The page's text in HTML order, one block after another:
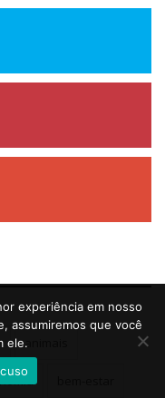
animais
experiência em nosso
assumiremos que você
ele.